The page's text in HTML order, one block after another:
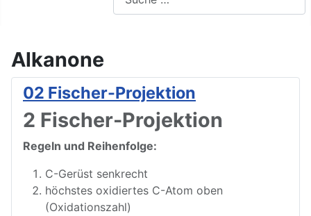
Alkanone
02 Fischer-Projektion
2 Fischer-Projektion
Regeln und Reihenfolge:
C-Gerüst senkrecht
höchstes oxidiertes C-Atom oben
(Oxidationszahl)